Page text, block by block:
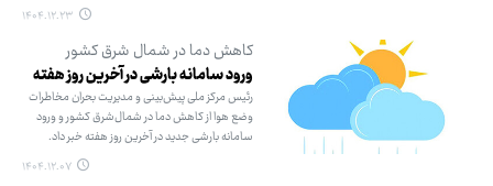
۱۴۰۴.۱۲.۲۳
کاهش دما در شمال شرق کشور
ورود سامانه بارشی در آخرین روز هفته
رئیس مرکز ملی پیش‌بینی و مدیریت بحران مخاطرات
وضع هوا از کاهش دما در شمال‌شرق کشور و ورود
سامانه بارشی جدید در آخرین روز هفته خبر داد.
۱۴۰۴.۱۲.۰۷